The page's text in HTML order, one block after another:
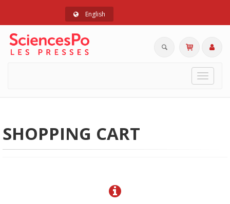
English
Toggle
SHOPPING CART